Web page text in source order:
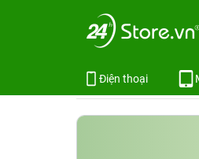
Điện thoại
Trang chủ
Sạc dự phòng
Xem cấu hình